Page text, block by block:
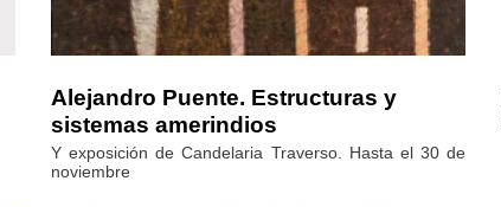
Alejandro Puente. Estructuras y
sistemas amerindios
Y exposición de Candelaria Traverso. Hasta el 30 de
noviembre